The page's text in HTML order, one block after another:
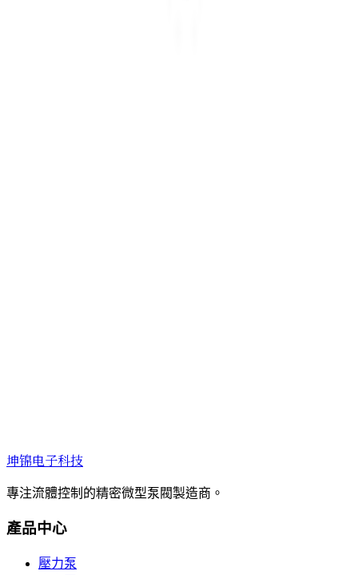
坤锦电子科技
專注流體控制的精密微型泵閥製造商。
產品中心
壓力泵